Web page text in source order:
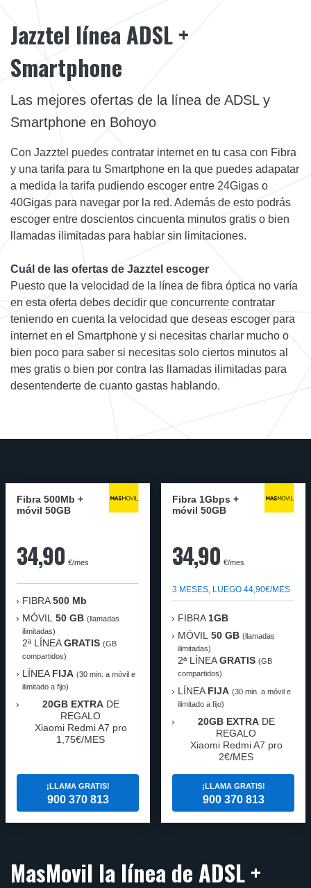
Jazztel línea ADSL +
Smartphone
Las mejores ofertas de la línea de ADSL y
Smartphone en Bohoyo
Con Jazztel puedes contratar internet en tu casa con Fibra
y una tarifa para tu Smartphone en la que puedes adapatar
a medida la tarifa pudiendo escoger entre 24Gigas o
40Gigas para navegar por la red. Además de esto podrás
escoger entre doscientos cincuenta minutos gratis o bien
llamadas ilimitadas para hablar sin limitaciones.
Cuál de las ofertas de Jazztel escoger
Puesto que la velocidad de la línea de fibra óptica no varía
en esta oferta debes decidir que concurrente contratar
teniendo en cuenta la velocidad que deseas escoger para
internet en el Smartphone y si necesitas charlar mucho o
bien poco para saber si necesitas solo ciertos minutos al
mes gratis o bien por contra las llamadas ilimitadas para
desentenderte de cuanto gastas hablando.
Fibra 500Mb +
móvil 50GB
34,90 €/mes
FIBRA 500 Mb
MÓVIL 50 GB (llamadas
ilimitadas)
2ª LÍNEAGRATIS (GB
compartidos)
LÍNEA FIJA (30 min. a móvil e
ilimitado a fijo)
20GB EXTRADE
REGALO
Xiaomi Redmi A7 pro
1,75€/MES
¡LLAMA GRATIS!
900 370 813
Fibra 1Gbps +
móvil 50GB
34,90 €/mes
3 MESES, LUEGO 44,90€/MES
FIBRA 1GB
MÓVIL 50 GB (llamadas
ilimitadas)
2ª LÍNEAGRATIS (GB
compartidos)
LÍNEA FIJA (30 min. a móvil e
ilimitado a fijo)
20GB EXTRADE
REGALO
Xiaomi Redmi A7 pro
2€/MES
¡LLAMA GRATIS!
900 370 813
MasMovil la línea de ADSL +